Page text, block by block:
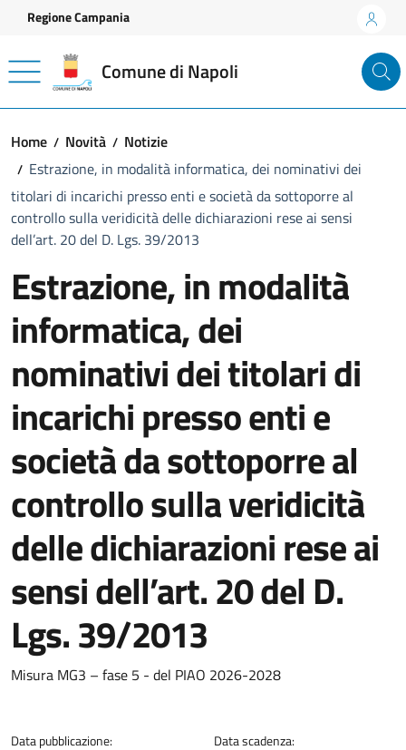
Vai ai contenuti
Vai al footer
Regione Campania
Comune di Napoli
Home Novità
Notizie
Estrazione, in modalità informatica, dei nominativi dei
titolari di incarichi presso enti e società da sottoporre al
controllo sulla veridicità delle dichiarazioni rese ai sensi
dell’art. 20 del D. Lgs. 39/2013
Estrazione, in modalità
informatica, dei
nominativi dei titolari di
incarichi presso enti e
società da sottoporre al
controllo sulla veridicità
delle dichiarazioni rese ai
sensi dell’art. 20 del D.
Lgs. 39/2013
Dettagli della notizia
Misura MG3 – fase 5 - del PIAO 2026-2028
Data pubblicazione:
Data scadenza: